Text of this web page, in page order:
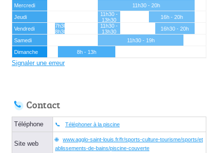
Mercredi
11h30 - 20h
Jeudi
11h30 -
13h30
16h - 20h
Vendredi
7h30 -
8h30
11h30 -
13h30
16h30 - 20h
Samedi
11h30 - 19h
Dimanche
8h - 13h
Signaler une erreur
Contact
Téléphone Téléphoner à la piscine
Site web
www.agglo-saint-louis.fr/fr/sports-culture-tourisme/sports/et
ablissements-de-bains/piscine-couverte